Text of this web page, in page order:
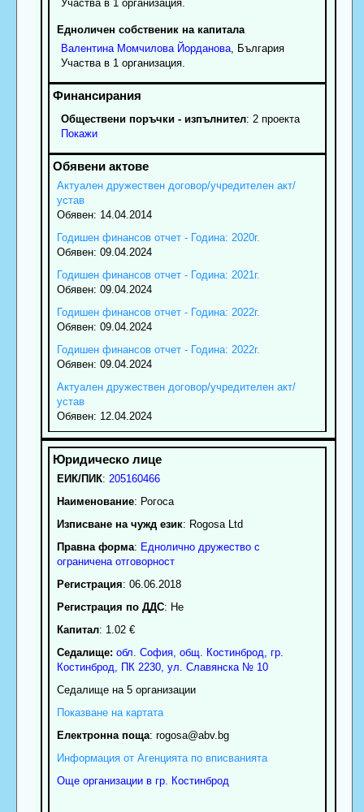
Участва в 1 организация.
Едноличен собственик на капитала
Валентина Момчилова Йорданова, България
Участва в 1 организация.
Обществени поръчки - изпълнител: 2 проекта
Покажи
Актуален дружествен договор/учредителен акт/
устав
Обявен: 14.04.2014
Годишен финансов отчет - Година: 2020г.
Обявен: 09.04.2024
Годишен финансов отчет - Година: 2021г.
Обявен: 09.04.2024
Годишен финансов отчет - Година: 2022г.
Обявен: 09.04.2024
Годишен финансов отчет - Година: 2022г.
Обявен: 09.04.2024
Актуален дружествен договор/учредителен акт/
устав
Обявен: 12.04.2024
ЕИК/ПИК: 205160466
Наименование: Рогоса
Изписване на чужд език: Rogosa Ltd
Правна форма: Еднолично дружество с
ограничена отговорност
Регистрация: 06.06.2018
Регистрация по ДДС: Нe
Капитал: 1.02 €
Седалище: обл. София, общ. Костинброд, гр.
Костинброд, ПК 2230, ул. Славянска № 10
Седалище на 5 организации
Показване на картата
Електронна поща: rogosa@abv.bg
Информация от Агенцията по вписванията
Още организации в гр. Костинброд